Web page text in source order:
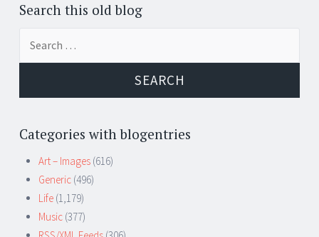
Search this old blog
Categories with blogentries
Art – Images (616)
Generic (496)
Life (1,179)
Music (377)